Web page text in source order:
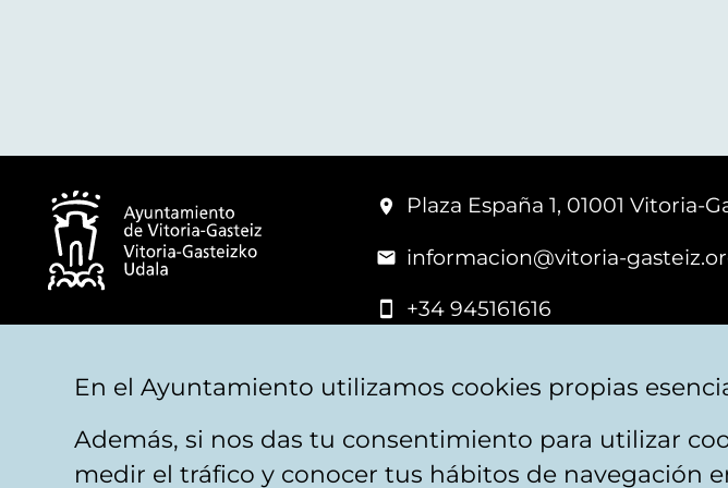
Plaza España 1, 01001 Vitoria-
informacion@vitoria-
+34 945161616
Legal warning Privacy Politica de cookies Website map Accessibility
En el Ayuntamiento utilizamos cookies propias
Además, si nos das tu consentimiento para utilizar
medir el tráfico y conocer tus hábitos de navegación